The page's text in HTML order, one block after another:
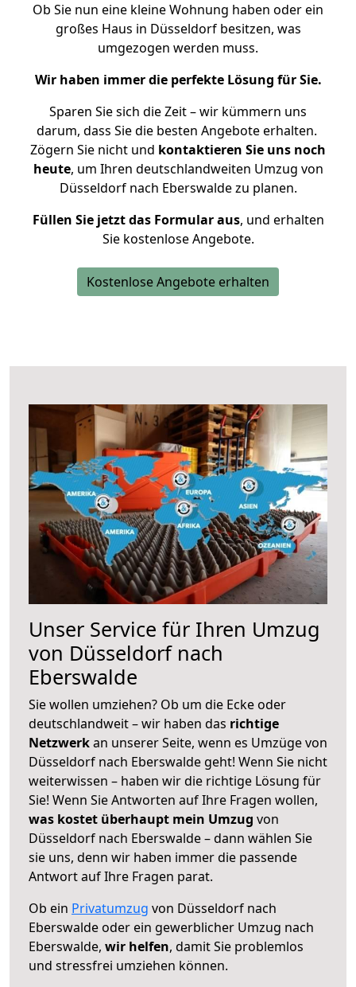
Ob Sie nun eine kleine Wohnung haben oder ein
großes Haus in Düsseldorf besitzen, was
umgezogen werden muss.
Wir haben immer die perfekte Lösung für Sie.
Sparen Sie sich die Zeit – wir kümmern uns
darum, dass Sie die besten Angebote erhalten.
Zögern Sie nicht und kontaktieren Sie uns noch
heute, um Ihren deutschlandweiten Umzug von
Düsseldorf nach Eberswalde zu planen.
Füllen Sie jetzt das Formular aus, und erhalten
Sie kostenlose Angebote.
Kostenlose Angebote erhalten
Unser Service für Ihren Umzug
von Düsseldorf nach
Eberswalde
Sie wollen umziehen? Ob um die Ecke oder
deutschlandweit – wir haben das richtige
Netzwerkan unserer Seite, wenn es Umzüge von
Düsseldorf nach Eberswalde geht! Wenn Sie nicht
weiterwissen – haben wir die richtige Lösung für
Sie! Wenn Sie Antworten auf Ihre Fragen wollen,
was kostet überhaupt mein Umzug von
Düsseldorf nach Eberswalde – dann wählen Sie
sie uns, denn wir haben immer die passende
Antwort auf Ihre Fragen parat.
Ob ein Privatumzug von Düsseldorf nach
Eberswalde oder ein gewerblicher Umzug nach
Eberswalde, wir helfen, damit Sie problemlos
und stressfrei umziehen können.